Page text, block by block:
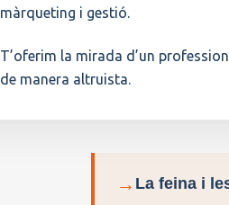
màrqueting i gestió.
T’oferim la mirada d’un
de manera altruista.
→ La feina i